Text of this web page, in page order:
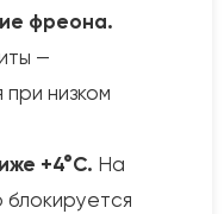
фреона.
—
низком
+4°C. На
блокируется